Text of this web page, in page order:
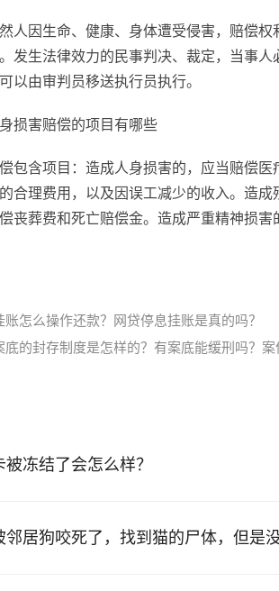
人因生命、健康、身体遭受侵害，赔偿
发生法律效力的民事判决、裁定，当事
以由审判员移送执行员执行。
损害赔偿的项目有哪些
包含项目：造成人身损害的，应当赔偿
合理费用，以及因误工减少的收入。造
丧葬费和死亡赔偿金。造成严重精神损害
账怎么操作还款？网贷停息挂账是真的吗？
底的封存制度是怎样的？有案底能缓刑吗？案
冻结了会怎么样？
邻居狗咬死了，找到猫的尸体，但是